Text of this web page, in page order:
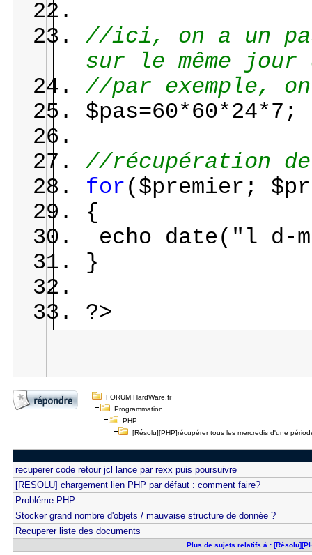
//ici, on a un
sur le même jour
//par exemple,
$pas=60*60*24*7;
//récupération
for($premier;
{
echo date("l d-
}
?>
FORUM HardWare.fr
Programmation
PHP
[Résolu][PHP]récupérer tous les mercredis d'une
recuperer code retour jcl lance par rexx puis poursuivre
[RESOLU] chargement lien PHP par défaut : comment faire?
Probléme PHP
Stocker grand nombre d'objets / mauvaise structure de donnée ?
Recuperer liste des documents
Plus de sujets relatifs à :